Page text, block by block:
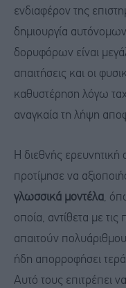
ενδιαφέρον της
δημιουργία
δορυφόρων είναι
απαιτήσεις και οι
καθυστέρηση λόγω
αναγκαία τη λήψη
Η διεθνής
προτίμησε να
γλωσσικά μοντέλα,
οποία, αντίθετα με
απαιτούν
ήδη απορροφήσει
Αυτό τους επιτρέπει